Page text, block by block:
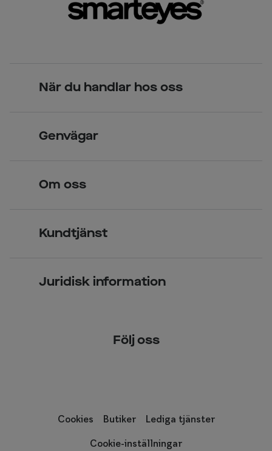
När du handlar hos oss
Över 70 butiker
Genvägar
Kontaktlinser
Om oss
Kundtjänst
Juridisk information
Följ oss
Cookies Butiker Lediga tjänster
Cookie-inställningar